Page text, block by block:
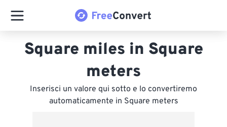
Square miles in Square
meters
Inserisci un valore qui sotto e lo convertiremo
automaticamente in Square meters